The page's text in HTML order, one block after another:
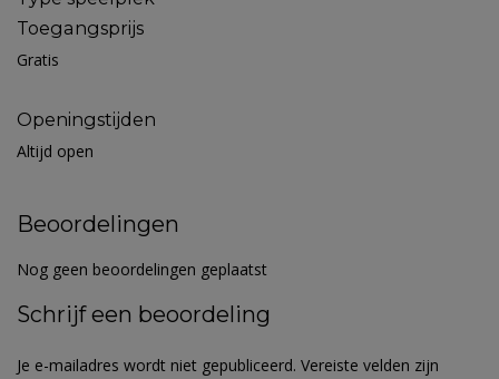
Toegangsprijs
Gratis
Openingstijden
Altijd open
Beoordelingen
Nog geen beoordelingen geplaatst
Schrijf een beoordeling
Je e-mailadres wordt niet gepubliceerd. Vereiste velden zijn